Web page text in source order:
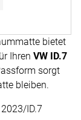
bietet
Ihren VW ID.7
sorgt
bleiben.
ID.7